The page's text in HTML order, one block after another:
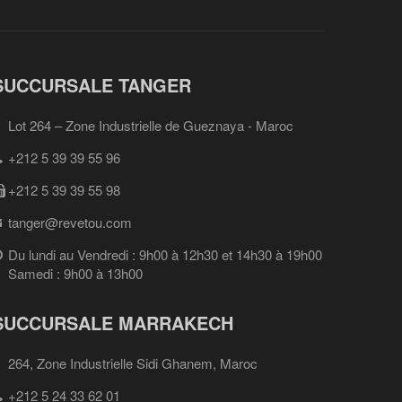
TANGER
Lot 264 – Zone Industrielle de Gueznaya - Maroc
+212 5 39 39 55 96
+212 5 39 39 55 98
tanger@revetou.com
Du lundi au Vendredi : 9h00 à 12h30 et 14h30 à 19h00
Samedi : 9h00 à 13h00
MARRAKECH
264, Zone Industrielle Sidi Ghanem, Maroc
+212 5 24 33 62 01